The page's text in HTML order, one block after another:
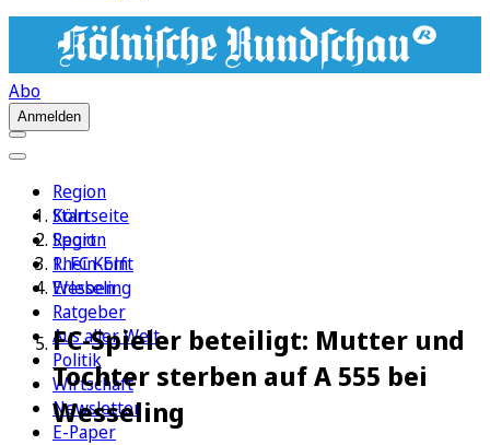
Abo
Anmelden
Region
Köln
Sport
1. FC Köln
Erleben
Ratgeber
Aus aller Welt
Politik
Wirtschaft
Newsletter
E-Paper
Startseite
Region
Rhein-Erft
Wesseling
FC-Spieler beteiligt: Mutter und
Tochter sterben auf A 555 bei
Wesseling